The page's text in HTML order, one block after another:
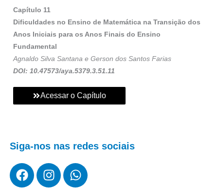
Capítulo 11
Dificuldades no Ensino de Matemática na Transição dos
Anos Iniciais para os Anos Finais do Ensino
Fundamental
Agnaldo Silva Santana e Gerson dos Santos Farias
DOI: 10.47573/aya.5379.3.51.11
Acessar o Capítulo
Siga-nos nas redes sociais
F
a
I
n
W
h